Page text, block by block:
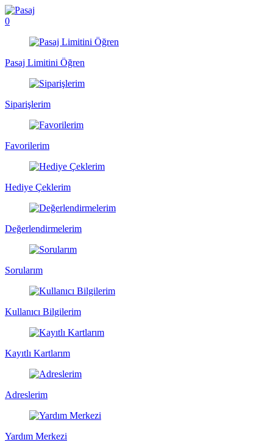
0
Pasaj Limitini Öğren
Siparişlerim
Favorilerim
Hediye Çeklerim
Değerlendirmelerim
Sorularım
Kullanıcı Bilgilerim
Kayıtlı Kartlarım
Adreslerim
Yardım Merkezi